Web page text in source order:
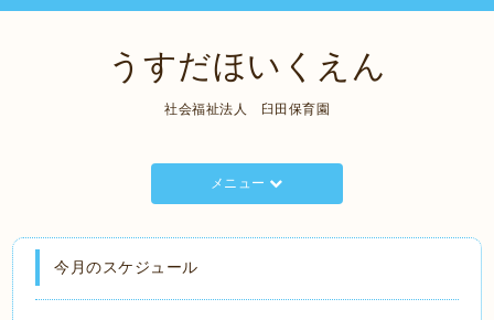
うすだほいくえん
社会福祉法人 臼田保育園
メニュー
今月のスケジュール